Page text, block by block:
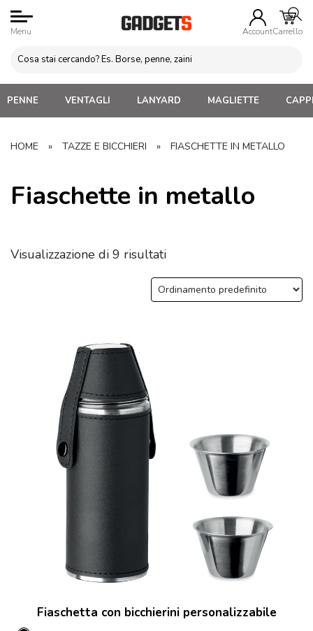
Menu AccountCarrello
PENNE VENTAGLI LANYARD MAGLIETTE
HOME » TAZZE E BICCHIERI » FIASCHETTE IN METALLO
Fiaschette in metallo
Visualizzazione di 9 risultati
Fiaschetta con bicchierini personalizzabile